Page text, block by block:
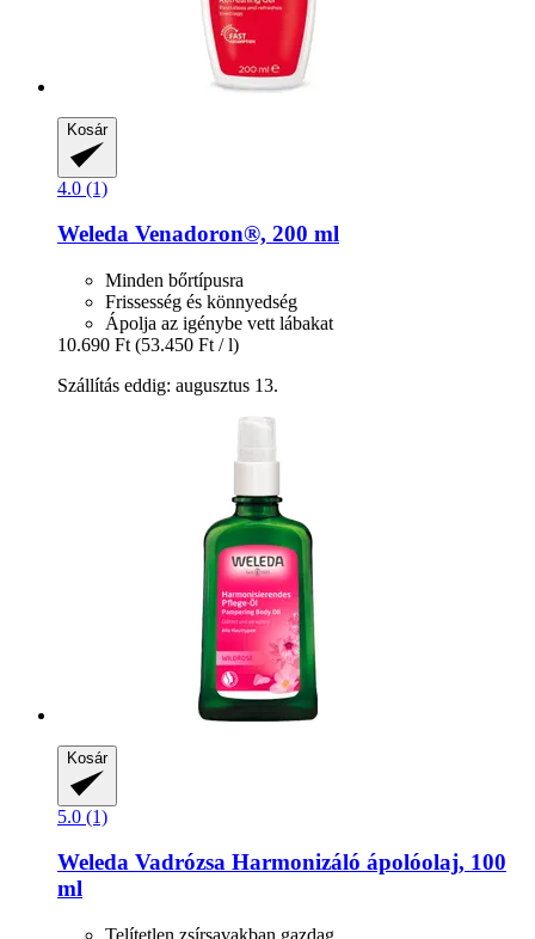
Kosár
4.0 (1)
Weleda Venadoron®, 200 ml
Minden bőrtípusra
Frissesség és könnyedség
Ápolja az igénybe vett lábakat
10.690 Ft (53.450 Ft / l)
Szállítás eddig: augusztus 13.
Kosár
5.0 (1)
Weleda Vadrózsa Harmonizáló ápolóolaj, 100
ml
Telítetlen zsírsavakban gazdag